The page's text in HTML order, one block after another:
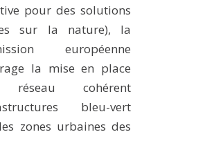
pour des solutions
sur la nature), la
européenne
la mise en place
réseau cohérent
bleu-vert
zones urbaines des